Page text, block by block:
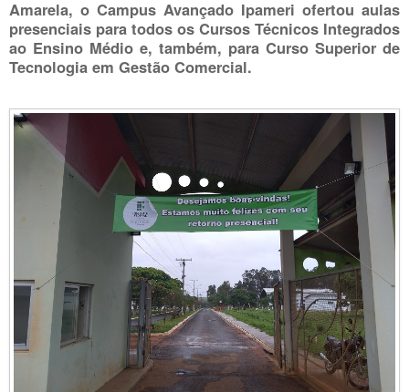
Amarela, o Campus Avançado Ipameri ofertou aulas
presenciais para todos os Cursos Técnicos Integrados
ao Ensino Médio e, também, para Curso Superior de
Tecnologia em Gestão Comercial.